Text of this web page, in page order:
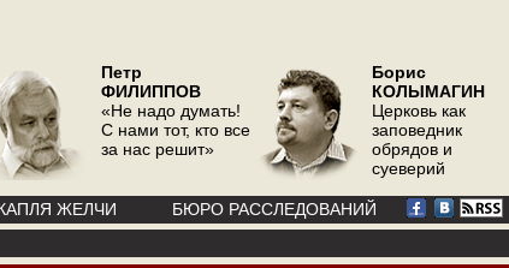
Петр
ФИЛИППОВ
«Не надо думать!
С нами тот, кто все
за нас решит»
Борис
КОЛЫМАГИН
Церковь как
заповедник
обрядов и
суеверий
ЖЕЛЧИ
БЮРО РАССЛЕДОВАНИЙ